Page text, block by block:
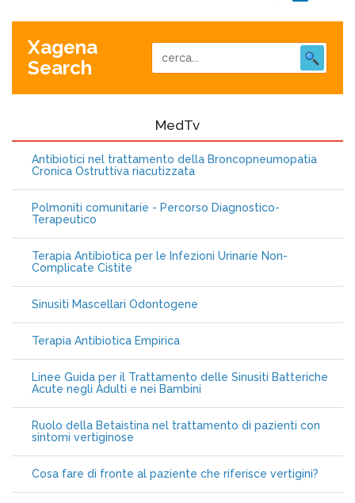
Xagena
Search
MedTv
Antibiotici nel trattamento della Broncopneumopatia
Cronica Ostruttiva riacutizzata
Polmoniti comunitarie - Percorso Diagnostico-
Terapeutico
Terapia Antibiotica per le Infezioni Urinarie Non-
Complicate Cistite
Sinusiti Mascellari Odontogene
Terapia Antibiotica Empirica
Linee Guida per il Trattamento delle Sinusiti Batteriche
Acute negli Adulti e nei Bambini
Ruolo della Betaistina nel trattamento di pazienti con
sintomi vertiginose
Cosa fare di fronte al paziente che riferisce vertigini?